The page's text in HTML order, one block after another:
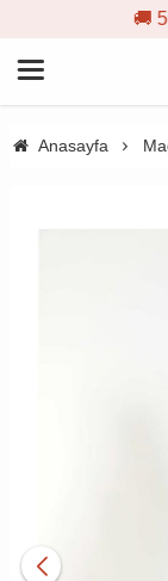
TL üzeri kargo
Anasayfa